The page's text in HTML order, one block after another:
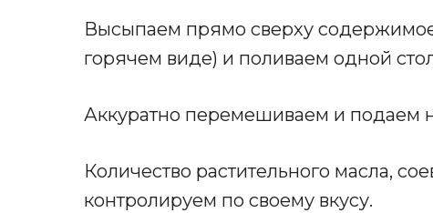
Высыпаем прямо сверху
горячем виде) и поливаем одной
Аккуратно перемешиваем и подаем
Количество растительного масла,
контролируем по своему вкусу.